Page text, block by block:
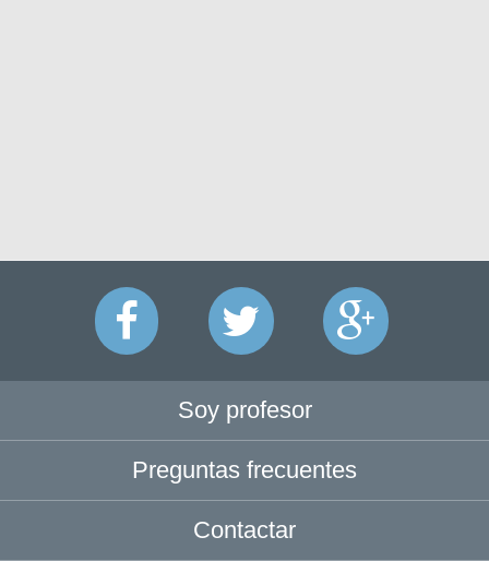
Soy profesor
Preguntas frecuentes
Contactar